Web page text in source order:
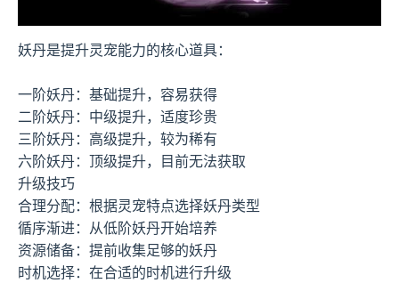
妖丹是提升灵宠能力的核心道具：
一阶妖丹：基础提升，容易获得
二阶妖丹：中级提升，适度珍贵
三阶妖丹：高级提升，较为稀有
六阶妖丹：顶级提升，目前无法获取
升级技巧
合理分配：根据灵宠特点选择妖丹类型
循序渐进：从低阶妖丹开始培养
资源储备：提前收集足够的妖丹
时机选择：在合适的时机进行升级